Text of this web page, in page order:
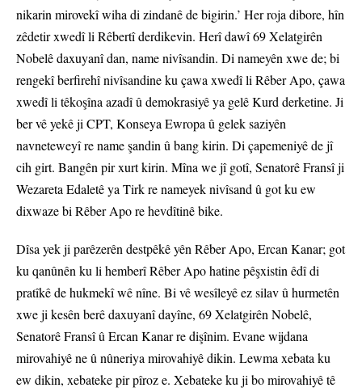
nikarin mirovekî wiha di zindanê de bigirin.’ Her roja dibore, hîn
zêdetir xwedî li Rêbertî derdikevin. Herî dawî 69 Xelatgirên
Nobelê daxuyanî dan, name nivîsandin. Di nameyên xwe de; bi
rengekî berfirehî nivîsandine ku çawa xwedî li Rêber Apo, çawa
xwedî li têkoşîna azadî û demokrasiyê ya gelê Kurd derketine. Ji
ber vê yekê ji CPT, Konseya Ewropa û gelek saziyên
navneteweyî re name şandin û bang kirin. Di çapemeniyê de jî
cih girt. Bangên pir xurt kirin. Mîna we jî gotî, Senatorê Fransî ji
Wezareta Edaletê ya Tirk re nameyek nivîsand û got ku ew
dixwaze bi Rêber Apo re hevdîtinê bike.
Dîsa yek ji parêzerên destpêkê yên Rêber Apo, Ercan Kanar; got
ku qanûnên ku li hemberî Rêber Apo hatine pêşxistin êdî di
pratîkê de hukmekî wê nîne. Bi vê wesîleyê ez silav û hurmetên
xwe ji kesên berê daxuyanî dayîne, 69 Xelatgirên Nobelê,
Senatorê Fransî û Ercan Kanar re dişînim. Evane wijdana
mirovahiyê ne û nûneriya mirovahiyê dikin. Lewma xebata ku
ew dikin, xebateke pir pîroz e. Xebateke ku ji bo mirovahiyê tê